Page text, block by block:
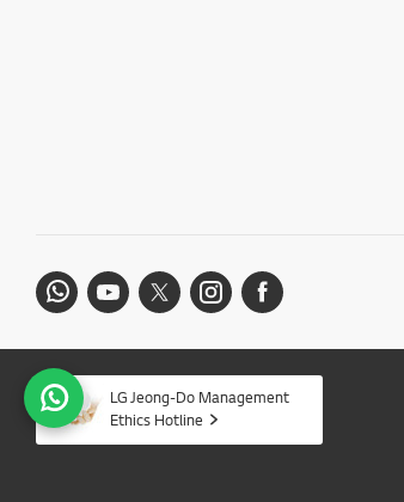
LG Jeong-Do Management
Ethics Hotline